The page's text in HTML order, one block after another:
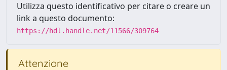
Utilizza questo identificativo per citare o creare un
link a questo documento:
https://hdl.handle.net/11566/309764
Attenzione